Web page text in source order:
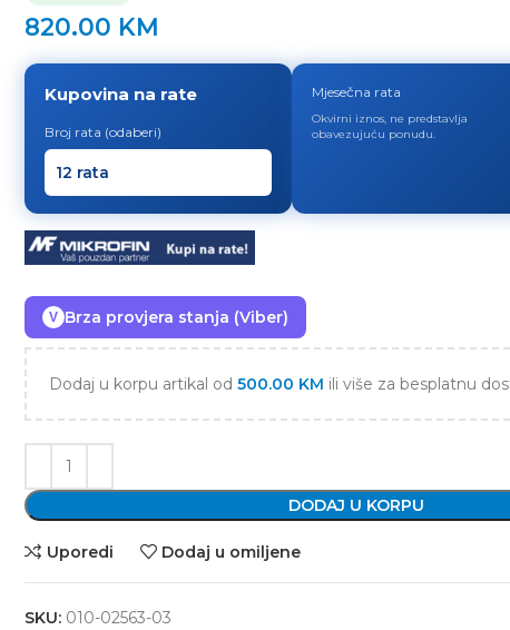
820.00 KM
Kupovina na rate
Broj rata (odaberi)
Mjesečna rata
Okvirni iznos, ne predstavlja
obavezujuću ponudu.
V Brza provjera stanja (Viber)
Dodaj u korpu artikal od 500.00 KM ili više za besplatnu
DODAJ U KORPU
Uporedi Dodaj u omiljene
SKU: 010-02563-03